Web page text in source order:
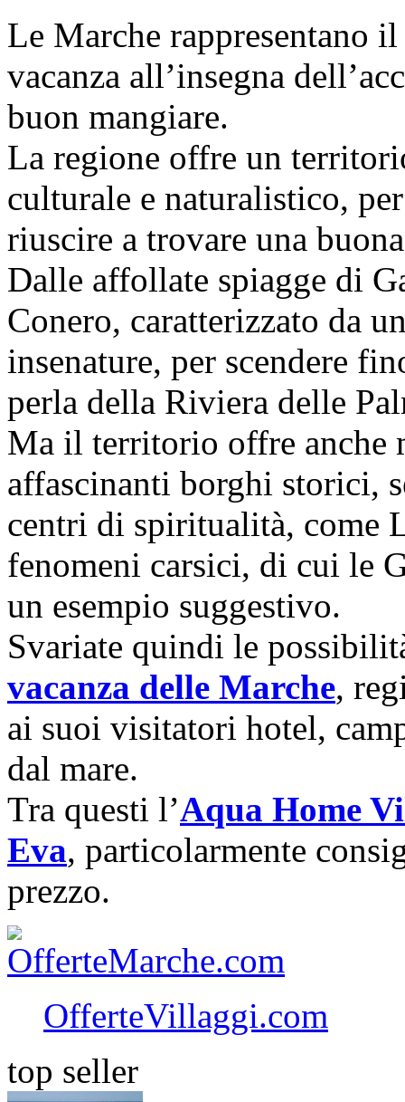
Le Marche rappresentano
vacanza all’insegna
buon mangiare.
La regione offre un
culturale e naturalistico,
riuscire a trovare una
Dalle affollate spiagge di
Conero, caratterizzato da
insenature, per scendere
perla della Riviera delle
Ma il territorio offre anche
affascinanti borghi storici,
centri di spiritualità, come
fenomeni carsici, di cui le
un esempio suggestivo.
Svariate quindi le
vacanza delle Marche,
ai suoi visitatori hotel,
dal mare.
Tra questi l’Aqua Home
Eva, particolarmente
prezzo.
OfferteVillaggi.com
top seller